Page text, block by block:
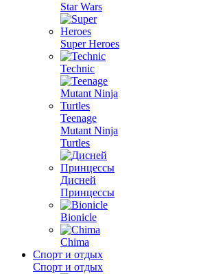
Star Wars
Super Heroes
Technic
Teenage
Mutant Ninja
Turtles
Дисней
Принцессы
Bionicle
Chima
Спорт и отдых
Спорт и отдых